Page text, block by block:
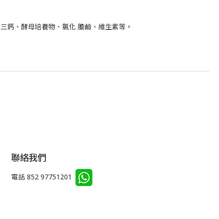
鈣、酵母培養物、氯化 膽鹼、維生素等。
聯絡我們
電話 852 97751201